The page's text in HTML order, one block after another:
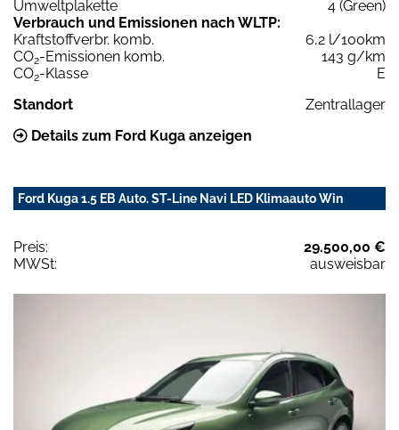
Umweltplakette
4 (Green)
Verbrauch und Emissionen nach WLTP:
Kraftstoffverbr. komb.
6,2 l/100km
CO2-Emissionen komb.
143 g/km
CO2-Klasse
E
Standort
Zentrallager
Details zum Ford Kuga anzeigen
Ford Kuga 1.5 EB Auto. ST-Line Navi LED Klimaauto Win
Preis:
29.500,00 €
MWSt:
ausweisbar